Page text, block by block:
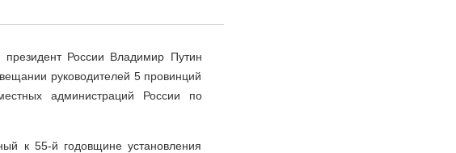
России Владимир Путин
руководителей 5 провинций
администраций России по
к 55-й годовщине установления